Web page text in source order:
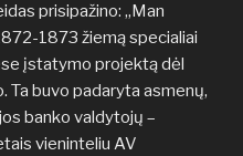
prisipažino: „Man
1873 žiemą specialiai
įstatymo projektą dėl
Ta buvo padaryta asmenų,
banko valdytojų –
vieninteliu AV